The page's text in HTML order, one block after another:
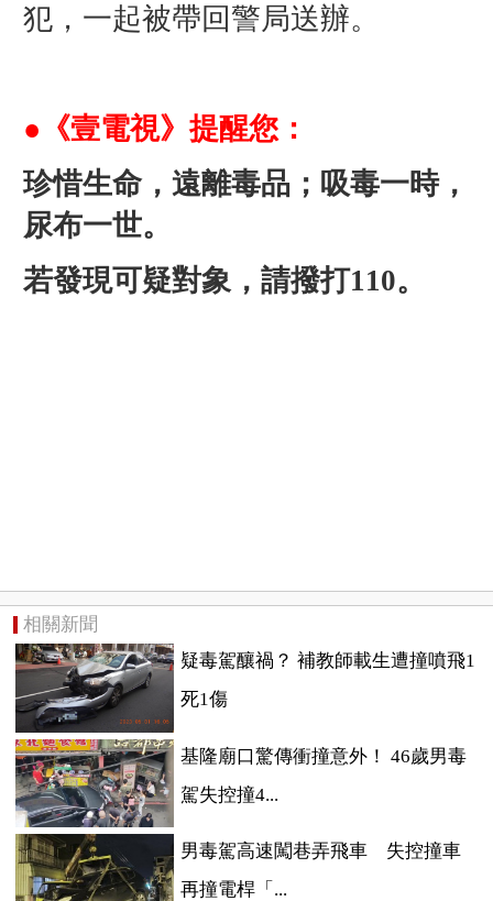
犯，一起被帶回警局送辦。
●《壹電視》提醒您：
珍惜生命，遠離毒品；吸毒一時，
尿布一世。
若發現可疑對象，請撥打110。
相關新聞
疑毒駕釀禍？ 補教師載生遭撞噴飛1
死1傷
基隆廟口驚傳衝撞意外！ 46歲男毒
駕失控撞4...
男毒駕高速闖巷弄飛車 失控撞車
再撞電桿「...